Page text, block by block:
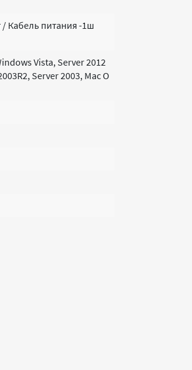
/ Кабель питания -1ш
Vista, Server 2012
Server 2003, Mac O